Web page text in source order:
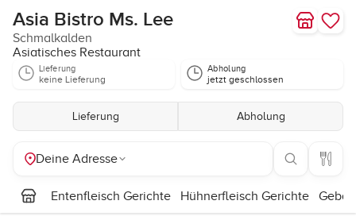
Asia Bistro Ms. Lee
Schmalkalden
Asiatisches Restaurant
Lieferung
keine Lieferung
Abholung
jetzt geschlossen
Lieferung Abholung
Deine Adresse
Entenfleisch Gerichte Hühnerfleisch Gerichte